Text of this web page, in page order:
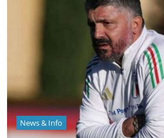
News & Info